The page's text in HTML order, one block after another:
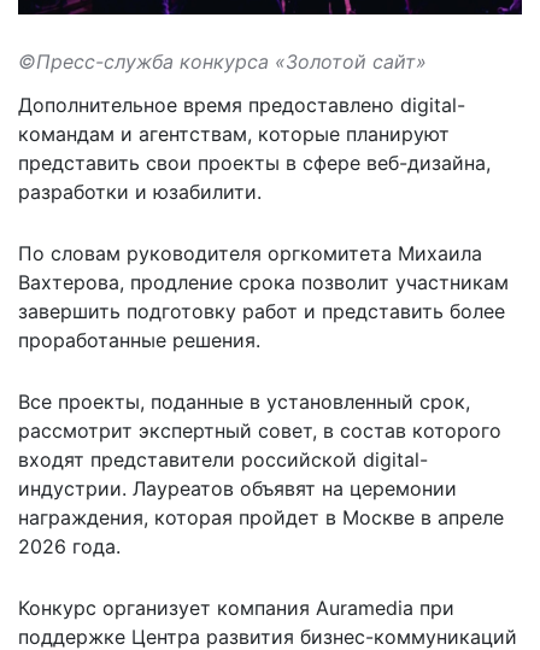
©Пресс-служба конкурса «Золотой сайт»
Дополнительное время предоставлено digital-
командам и агентствам, которые планируют
представить свои проекты в сфере веб-дизайна,
разработки и юзабилити.
По словам руководителя оргкомитета Михаила
Вахтерова, продление срока позволит участникам
завершить подготовку работ и представить более
проработанные решения.
Все проекты, поданные в установленный срок,
рассмотрит экспертный совет, в состав которого
входят представители российской digital-
индустрии. Лауреатов объявят на церемонии
награждения, которая пройдет в Москве в апреле
2026 года.
Конкурс организует компания Auramedia при
поддержке Центра развития бизнес-коммуникаций